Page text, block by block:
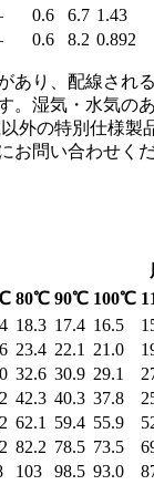
0.6 6.7 1.43
0.6 8.2 0.892
あり、配線され
。湿気・水気の
外の特別仕様製
お問い合わせくだ
80℃ 90℃ 100℃
18.3 17.4 16.5
23.4 22.1 21.0
32.6 30.9 29.1
42.3 40.3 37.8
62.1 59.4 55.9
82.2 78.5 73.5
103 98.5 93.0